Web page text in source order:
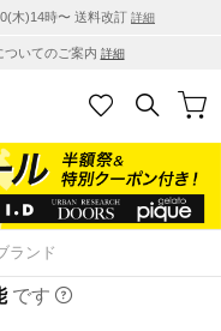
木)14時〜 送料改訂 詳細
ついてのご案内 詳細
ランド
です